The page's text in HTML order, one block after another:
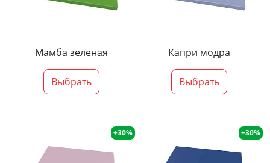
Мамба зеленая
Выбрать
Капри модра
Выбрать
+30% +30%